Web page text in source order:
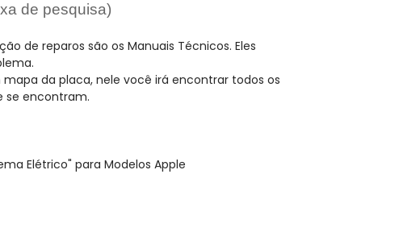
de pesquisa)
de reparos são os Manuais Técnicos. Eles
da placa, nele você irá encontrar todos os
se encontram.
Elétrico" para Modelos Apple